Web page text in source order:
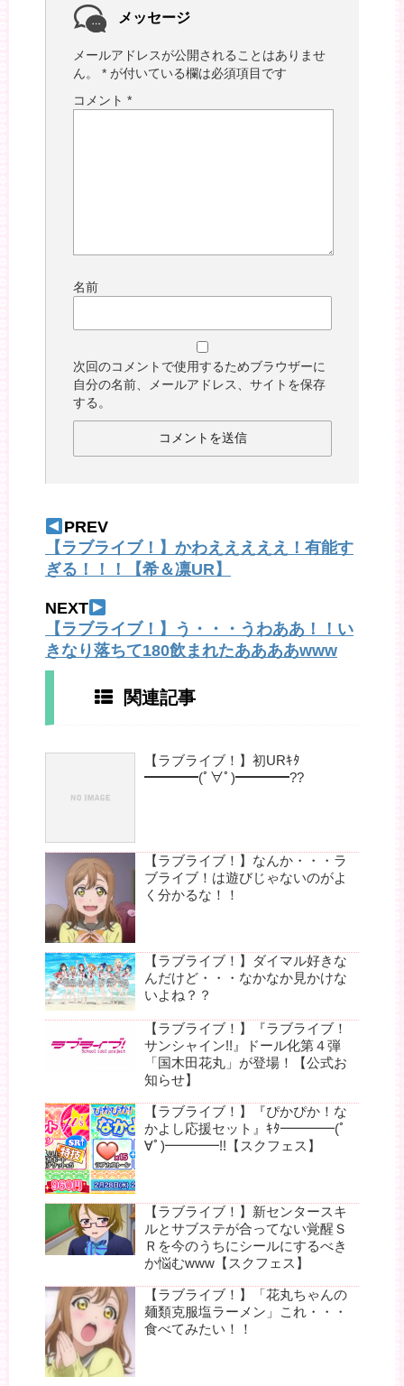
メッセージ
メールアドレスが公開されることはありませ
ん。
* が付いている欄は必須項目です
コメント *
名前
次回のコメントで使用するためブラウザーに
自分の名前、メールアドレス、サイトを保存
する。
PREV
【ラブライブ！】かわえええええ！有能す
ぎる！！！【希＆凛UR】
NEXT
【ラブライブ！】う・・・うわああ！！い
きなり落ちて180飲まれたああああwww
関連記事
【ラブライブ！】初URｷﾀ
━━━━(ﾟ∀ﾟ)━━━━??
【ラブライブ！】なんか・・・ラ
ブライブ！は遊びじゃないのがよ
く分かるな！！
【ラブライブ！】ダイマル好きな
んだけど・・・なかなか見かけな
いよね？？
【ラブライブ！】『ラブライブ！
サンシャイン!!』ドール化第４弾
「国木田花丸」が登場！【公式お
知らせ】
【ラブライブ！】『ぴかぴか！な
かよし応援セット』ｷﾀ━━━━(ﾟ
∀ﾟ)━━━━!!【スクフェス】
【ラブライブ！】新センタースキ
ルとサブステが合ってない覚醒Ｓ
Ｒを今のうちにシールにするべき
か悩むwww【スクフェス】
【ラブライブ！】「花丸ちゃんの
麺類克服塩ラーメン」これ・・・
食べてみたい！！